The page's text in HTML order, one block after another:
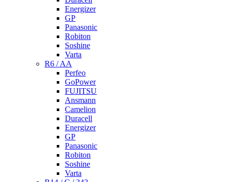
Energizer
GP
Panasonic
Robiton
Soshine
Varta
R6 / AA
Perfeo
GoPower
FUJITSU
Ansmann
Camelion
Duracell
Energizer
GP
Panasonic
Robiton
Soshine
Varta